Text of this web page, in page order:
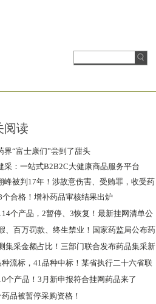
阅读
界“富士康们”尝到了甜头
采：一站式B2B2C大健康商品服务平台
峰被判17年！涉故意伤害、受贿罪，收受药
扣358万
个合格！增补药品审核结果出炉
个产品，2暂停、3恢复！最新挂网清单公
、百万罚款、终生禁业！国家药监局公布药
集采金额占比！三部门联合发布药品集采新
种流标，41品种中标！某省执行二十六省联
个产品！3月新申报符合挂网药品来了
药品被暂停采购资格！